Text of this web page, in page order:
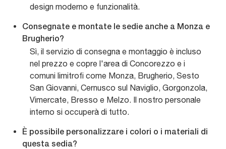
design moderno e funzionalità.
Consegnate e montate le sedie anche a Monza e
Brugherio?
Sì, il servizio di consegna e montaggio è incluso
nel prezzo e copre l'area di Concorezzo e i
comuni limitrofi come Monza, Brugherio, Sesto
San Giovanni, Cernusco sul Naviglio, Gorgonzola,
Vimercate, Bresso e Melzo. Il nostro personale
interno si occuperà di tutto.
È possibile personalizzare i colori o i materiali di
questa sedia?